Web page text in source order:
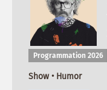
Programmation 2026
Show • Humor